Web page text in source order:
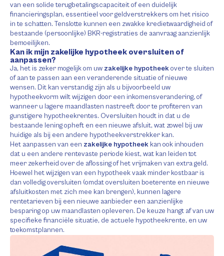
van een solide terugbetalingscapaciteit of een duidelijk
financieringsplan, essentieel voor geldverstrekkers om het risico
in te schatten. Tenslotte kunnen een zwakke kredietwaardigheid of
bestaande (persoonlijke) BKR-registraties de aanvraag aanzienlijk
bemoeilijken.
Kan ik mijn zakelijke hypotheek oversluiten of
aanpassen?
Ja, het is zeker mogelijk om uw zakelijke hypotheekover te sluiten
of aan te passen aan een veranderende situatie of nieuwe
wensen. Dit kan verstandig zijn als u bijvoorbeeld uw
hypotheekvorm wilt wijzigen door een inkomensverandering, of
wanneer u lagere maandlasten nastreeft door te profiteren van
gunstigere hypotheekrentes. Oversluiten houdt in dat u de
bestaande lening opheft en een nieuwe afsluit, wat zowel bij uw
huidige als bij een andere hypotheekverstrekker kan.
Het aanpassen van een zakelijke hypotheek kan ook inhouden
dat u een andere rentevaste periode kiest, wat kan leiden tot
meer zekerheid over de aflossing of het vrijmaken van extra geld.
Hoewel het wijzigen van een hypotheek vaak minder kostbaar is
dan volledig oversluiten (omdat oversluiten boeterente en nieuwe
afsluitkosten met zich mee kan brengen), kunnen lagere
rentetarieven bij een nieuwe aanbieder een aanzienlijke
besparing op uw maandlasten opleveren. De keuze hangt af van uw
specifieke financiële situatie, de actuele hypotheekrente, en uw
toekomstplannen.